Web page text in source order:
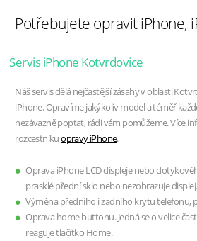
Potřebujete opravit iPhone,
Servis iPhone Kotvrdovice
Náš servis dělá nejčastější zásahy v oblasti
iPhone. Opravíme jakýkoliv model a téměř
nezávazně poptat, rádi vám pomůžeme. Více
rozcestníkuopravy iPhone.
Oprava iPhone LCD displeje nebo
prasklé přední sklo nebo nezobrazuje displej.
Výměna předního i zadního krytu telefonu,
Oprava home buttonu. Jedná se o velice
reaguje tlačítko Home.